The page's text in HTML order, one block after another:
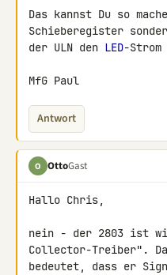
Das kannst Du so
Schieberegister
der ULN den LED-
MfG Paul
Antwort
O OttoGast
Hallo Chris,
nein - der 2803 ist
Collector-Treiber".
bedeutet, dass er